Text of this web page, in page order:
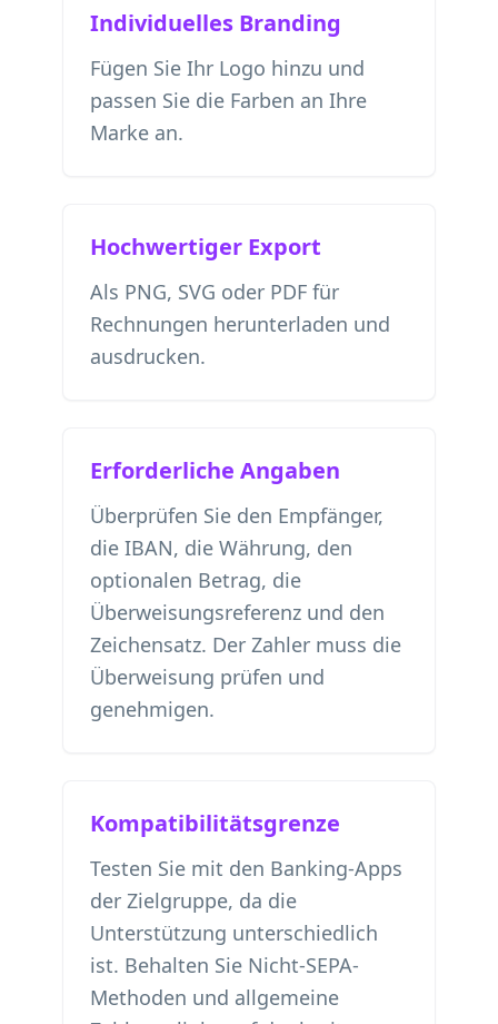
Individuelles Branding
Fügen Sie Ihr Logo hinzu und
passen Sie die Farben an Ihre
Marke an.
Hochwertiger Export
Als PNG, SVG oder PDF für
Rechnungen herunterladen und
ausdrucken.
Erforderliche Angaben
Überprüfen Sie den Empfänger,
die IBAN, die Währung, den
optionalen Betrag, die
Überweisungsreferenz und den
Zeichensatz. Der Zahler muss die
Überweisung prüfen und
genehmigen.
Kompatibilitätsgrenze
Testen Sie mit den Banking-Apps
der Zielgruppe, da die
Unterstützung unterschiedlich
ist. Behalten Sie Nicht-SEPA-
Methoden und allgemeine